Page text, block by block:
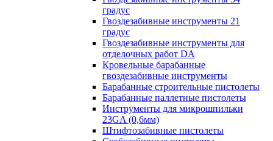
градус
Гвоздезабивные инструменты 21
градус
Гвоздезабивные инструменты для
отделочных работ DA
Кровельные барабанные
гвоздезабивные инструменты
Барабанные строительные пистолеты
Барабанные паллетные пистолеты
Инструменты для микрошпильки
23GA (0,6мм)
Штифтозабивные пистолеты